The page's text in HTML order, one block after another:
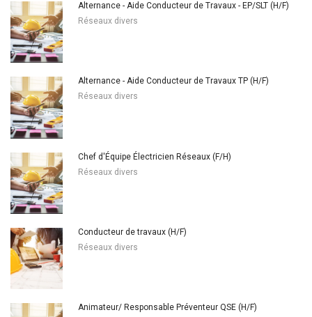
Alternance - Aide Conducteur de Travaux - EP/SLT (H/F)
Réseaux divers
Alternance - Aide Conducteur de Travaux TP (H/F)
Réseaux divers
Chef d'Équipe Électricien Réseaux (F/H)
Réseaux divers
Conducteur de travaux (H/F)
Réseaux divers
Animateur/ Responsable Préventeur QSE (H/F)